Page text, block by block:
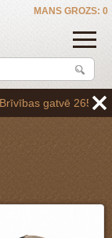
MANS GROZS: 0
vienojoties